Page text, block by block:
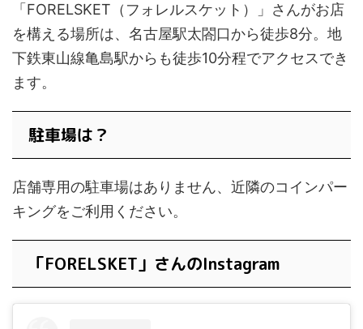
「FORELSKET（フォレルスケット）」さんがお店
を構える場所は、名古屋駅太閤口から徒歩8分。地
下鉄東山線亀島駅からも徒歩10分程でアクセスでき
ます。
駐車場は？
店舗専用の駐車場はありません、近隣のコインパー
キングをご利用ください。
「FORELSKET」さんのInstagram